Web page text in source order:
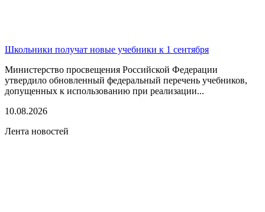
Школьники получат новые учебники к 1 сентября
Министерство просвещения Российской Федерации
утвердило обновленный федеральный перечень учебников,
допущенных к использованию при реализации...
10.08.2026
Лента новостей